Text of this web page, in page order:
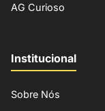
AG Curioso
Institucional
Sobre Nós